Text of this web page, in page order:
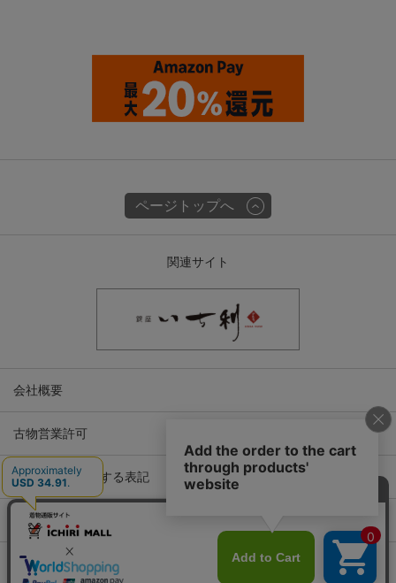
ページトップへ
関連サイト
会社概要
古物営業許可
特定商取引に関する表記
プライバシーポリシー